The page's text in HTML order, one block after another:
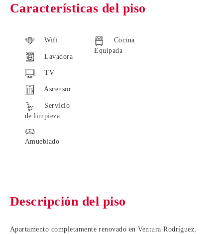
Características del piso
Wifi
Lavadora
TV
Ascensor
Servicio
de limpieza
Amueblado
Cocina
Equipada
Descripción del piso
Apartamento completamente renovado en Ventura Rodríguez,